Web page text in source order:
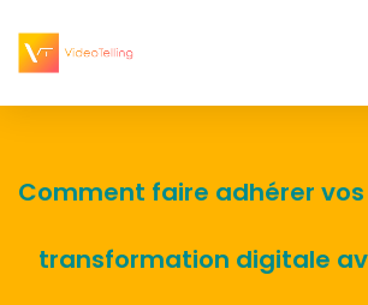
Comment faire adhérer
transformation digitale